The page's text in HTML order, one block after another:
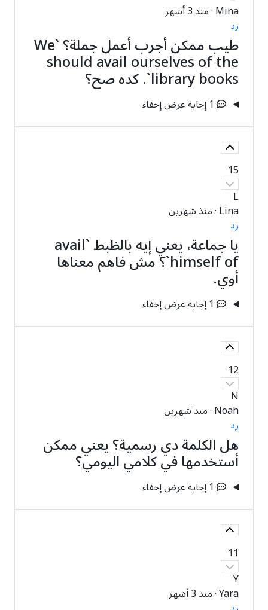
Mina
·منذ 3 أشهر
رد
طيب ممكن أجرب أعمل جملة؟ `We
should avail ourselves of the
library books`. كده صح؟
1 إجابة عرضإخفاء
15
L
Lina
·منذ شهرين
رد
يا جماعة، يعني إيه بالظبط `avail
himself of`؟ مش فاهم معناها
أوي.
1 إجابة عرضإخفاء
12
N
Noah
·منذ شهرين
رد
هل الكلمة دي رسمية؟ يعني ممكن
أستخدمها في كلامي اليومي؟
1 إجابة عرضإخفاء
11
Y
Yara
·منذ 3 أشهر